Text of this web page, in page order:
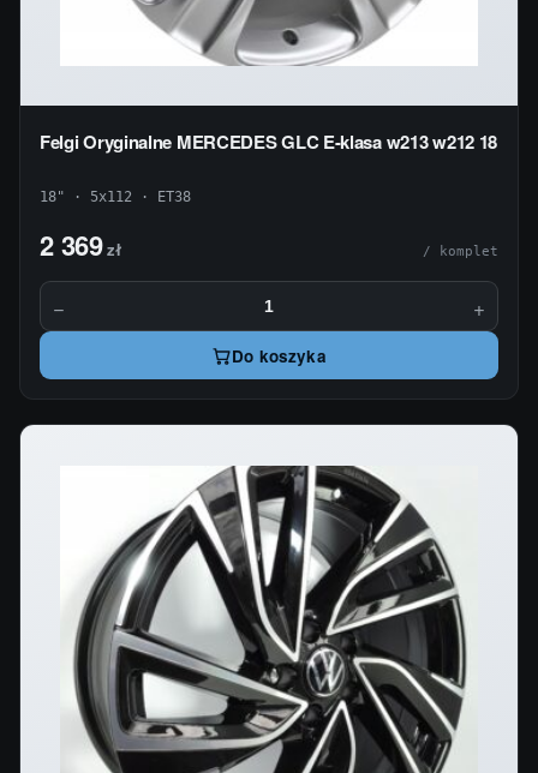
Felgi Oryginalne MERCEDES GLC E-klasa w213 w212 18
18" · 5x112 · ET38
2 369zł / komplet
− +
Do koszyka